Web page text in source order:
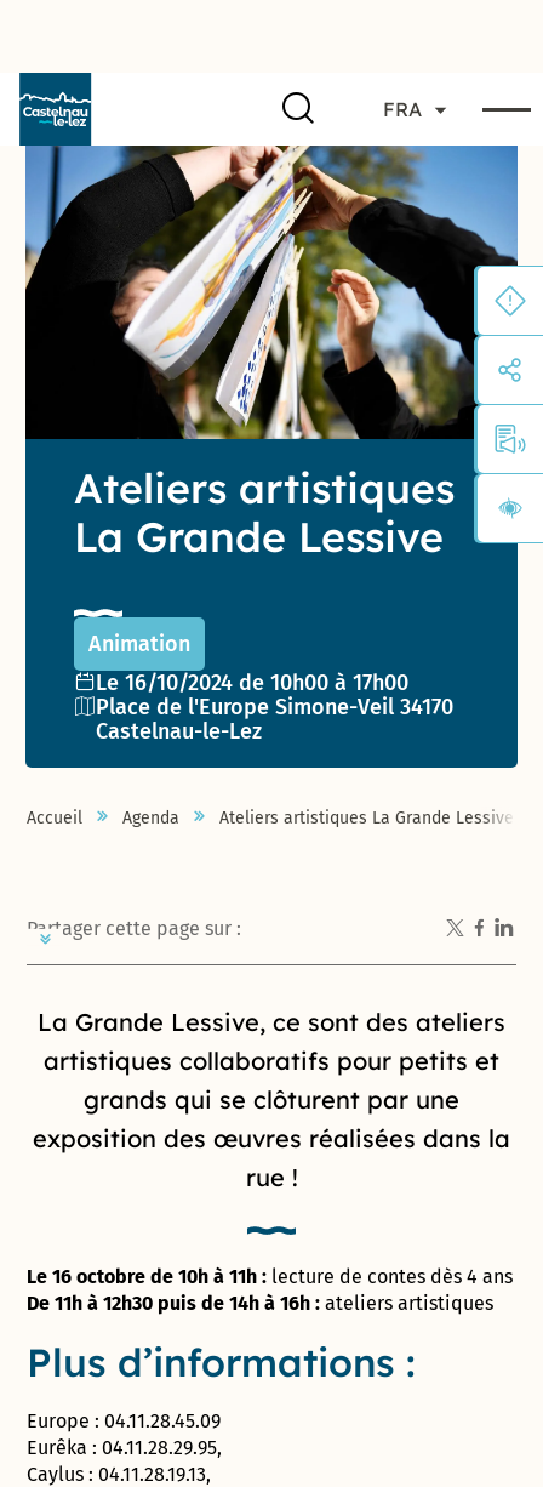
FRA
Ateliers artistiques
La Grande Lessive
Animation
Date de l'événement :
Le 16/10/2024 de 10h00 à 17h00
Lieu :
Place de l'Europe Simone-Veil 34170
Castelnau-le-Lez
Accueil Agenda Ateliers artistiques La Grande Lessive
Partager cette page sur :
Introduction de la page
La Grande Lessive, ce sont des ateliers
artistiques collaboratifs pour petits et
grands qui se clôturent par une
exposition des œuvres réalisées dans la
rue !
Le 16 octobre de 10h à 11h : lecture de contes dès 4 ans
De 11h à 12h30 puis de 14h à 16h : ateliers artistiques
Plus d’informations :
Europe : 04.11.28.45.09
Eurêka : 04.11.28.29.95,
Caylus : 04.11.28.19.13,